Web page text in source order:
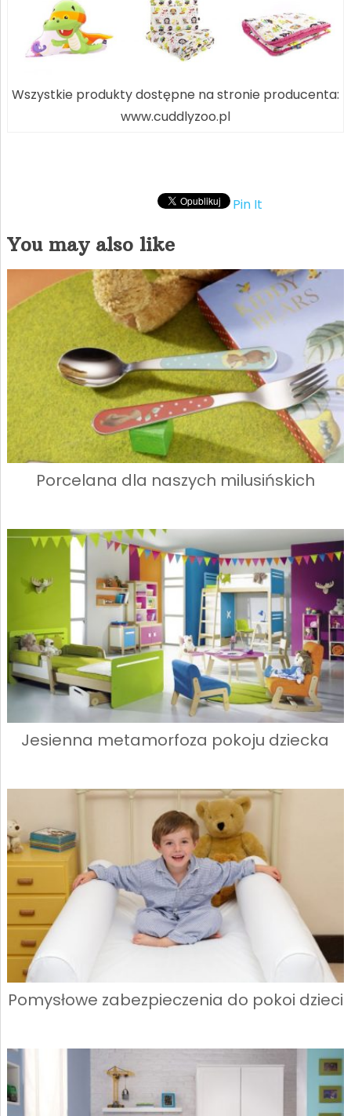
Wszystkie produkty dostępne na stronie producenta:
www.cuddlyzoo.pl
Pin It
You may also like
Porcelana dla naszych milusińskich
Jesienna metamorfoza pokoju dziecka
Pomysłowe zabezpieczenia do pokoi dzieci